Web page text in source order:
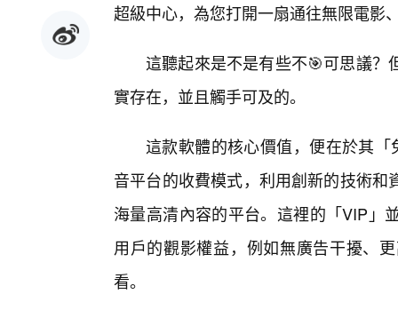
超級中心，為您打開一扇通往無限電影
這聽起來是不是有些不🎯可思議
實存在，並且觸手可及的。
這款軟體的核心價值，便在於其
音平台的收費模式，利用創新的技術
海量高清內容的平台。這裡的「VIP」
用戶的觀影權益，例如無廣告干擾、
看。